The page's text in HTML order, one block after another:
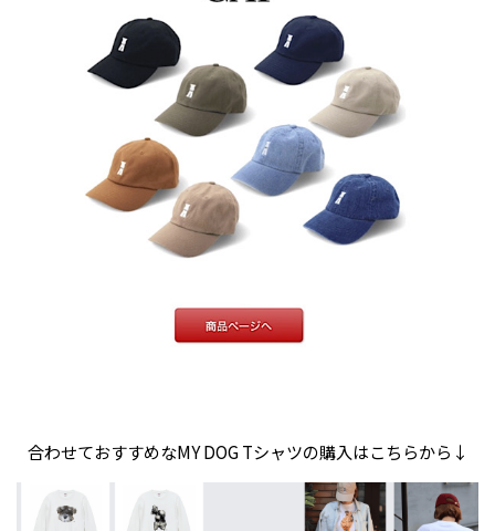
合わせておすすめなMY DOG Tシャツの購入はこちらから↓